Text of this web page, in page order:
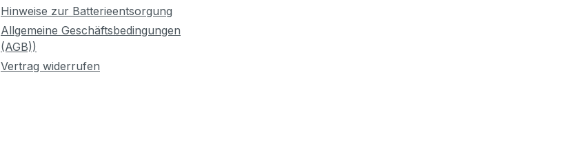
Hinweise zur Batterieentsorgung
Allgemeine Geschäftsbedingungen
(AGB))
Vertrag widerrufen